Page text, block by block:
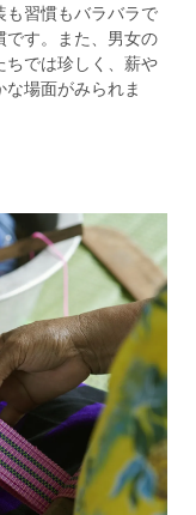
も習慣もバラバラで
です。また、男女の
ちでは珍しく、薪や
場面がみられま